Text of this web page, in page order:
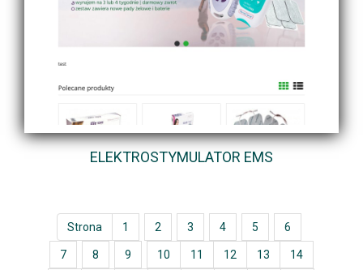
ELEKTROSTYMULATOR EMS
Strona 1 2 3 4 5 6
7 8 9 10 11 12 13 14